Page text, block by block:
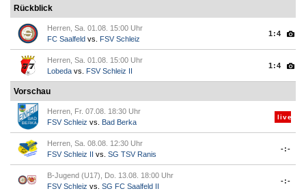
Rückblick
Herren, Sa. 01.08. 15:00 Uhr
FC Saalfeld vs. FSV Schleiz
1:4
Herren, Sa. 01.08. 15:00 Uhr
Lobeda vs. FSV Schleiz II
1:4
Vorschau
Herren, Fr. 07.08. 18:30 Uhr
FSV Schleiz vs. Bad Berka
live
Herren, Sa. 08.08. 12:30 Uhr
FSV Schleiz II vs. SG TSV Ranis
-:-
B-Jugend (U17), Do. 13.08. 18:00 Uhr
FSV Schleiz vs. SG FC Saalfeld II
-:-